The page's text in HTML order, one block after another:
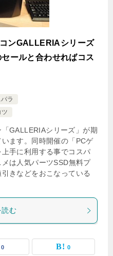
ンGALLERIAシリーズ
ールと合わせればコス
パラ
ツ
GALLERIAシリーズ」が期
ます。同時開催の「PCゲ
手に利用する事でコスパ
は人気パーツSSD無料プ
きなどをおこなっている
読む
0 0